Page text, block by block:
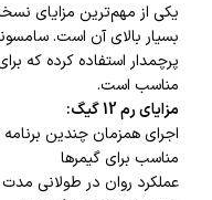
بسیار بالای آن است.
پرچمدار استفاده کرده که
مناسب است.
مزایای رم 12 گیگ:
اجرای همزمان چندین
مناسب برای گیمرها
عملکرد روان در طولانی مدت